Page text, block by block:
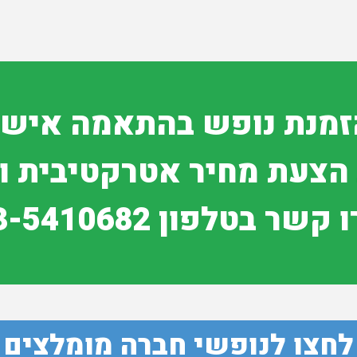
נופש בהתאמה
מחיר אטרקטיבית
בטלפון 03-5410682
לחצו לנופשי חברה מומלצים